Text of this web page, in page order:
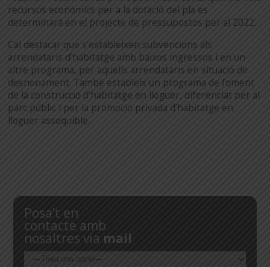
recursos econòmics per a la dotació del pla es
determinarà en el projecte de pressupostos per al 2022.
Cal destacar que s’estableixen subvencions als
arrendataris d’habitatge amb baixos ingressos i en un
altre programa, per aquells arrendataris en situació de
desnonament. També estableix un programa de foment
de la construcció d’habitatge en lloguer, diferenciat per al
parc públic i per la promoció privada d’habitatge en
lloguer assequible.
Posa’t en
contacte amb
nosaltres via mail